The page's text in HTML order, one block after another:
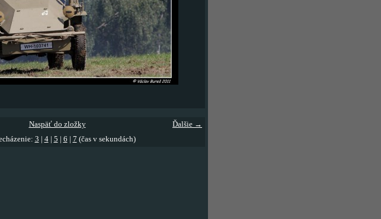
Ďalšie →
Naspäť do zložky
3 4| 5 6 7 (čas v sekundách)